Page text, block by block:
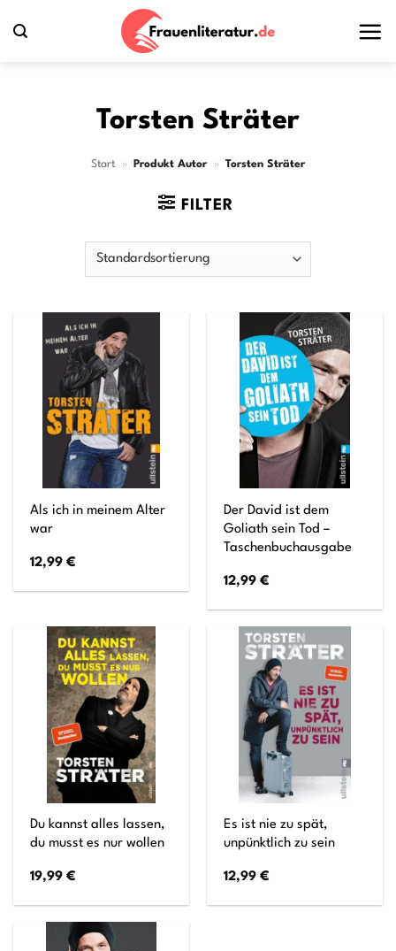
Inhalt
Torsten Sträter
Start » Produkt Autor » Torsten Sträter
FILTER
Als ich in meinem Alter
war
12,99€
Der David ist dem
Goliath sein Tod –
Taschenbuchausgabe
12,99€
Du kannst alles lassen,
du musst es nur wollen
19,99€
Es ist nie zu spät,
unpünktlich zu sein
12,99€